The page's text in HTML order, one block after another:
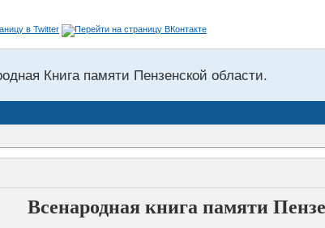
Книга памяти Пензенской области.
Всенародная книга памяти